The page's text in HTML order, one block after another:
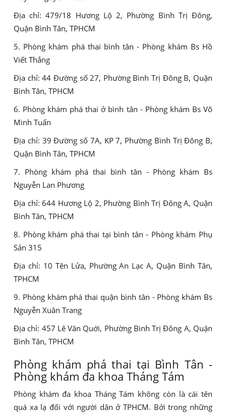
Địa chỉ: 479/18 Hương Lộ 2, Phường Bình Trị Đông,
Quận Bình Tân, TPHCM
5. Phòng khám phá thai bình tân - Phòng khám Bs Hồ
Viết Thắng
Địa chỉ: 44 Đường số 27, Phường Bình Trị Đông B, Quận
Bình Tân, TPHCM
6. Phòng khám phá thai ở bình tân - Phòng khám Bs Võ
Minh Tuấn
Địa chỉ: 39 Đường số 7A, KP 7, Phường Bình Trị Đông B,
Quận Bình Tân, TPHCM
7. Phòng khám phá thai bình tân - Phòng khám Bs
Nguyễn Lan Phương
Địa chỉ: 644 Hương Lộ 2, Phường Bình Trị Đông A, Quận
Bình Tân, TPHCM
8. Phòng khám phá thai tại bình tân - Phòng khám Phụ
Sản 315
Địa chỉ: 10 Tên Lửa, Phường An Lạc A, Quận Bình Tân,
TPHCM
9. Phòng khám phá thai quận bình tân - Phòng khám Bs
Nguyễn Xuân Trang
Địa chỉ: 457 Lê Văn Quới, Phường Bình Trị Đông A, Quận
Bình Tân, TPHCM
Phòng khám phá thai tại Bình Tân -
Phòng khám đa khoa Tháng Tám
Phòng khám đa khoa Tháng Tám không còn là cái tên
quá xa lạ đối với người dân ở TPHCM. Bởi trong những